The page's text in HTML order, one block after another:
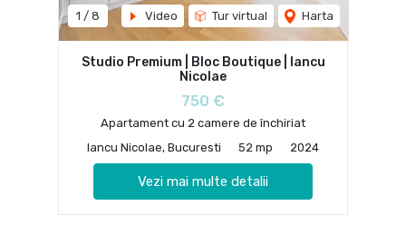
1 / 8 Video Tur virtual Harta
Studio Premium | Bloc Boutique | Iancu
Nicolae
750 €
Apartament cu 2 camere de închiriat
Iancu Nicolae, Bucuresti
52 mp 2024
Vezi mai multe detalii